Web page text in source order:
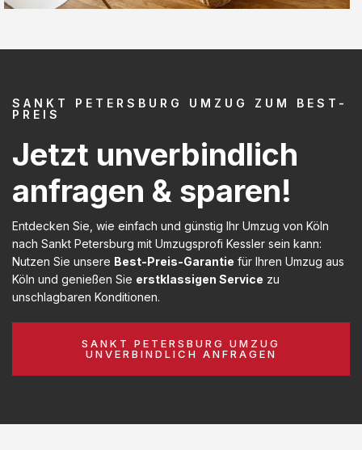
SANKT PETERSBURG UMZUG ZUM BEST-
PREIS
Jetzt unverbindlich
anfragen & sparen!
Entdecken Sie, wie einfach und günstig Ihr Umzug von Köln
nach Sankt Petersburg mit Umzugsprofi Kessler sein kann:
Nutzen Sie unsere Best-Preis-Garantie für Ihren Umzug aus
Köln und genießen Sie erstklassigen Service zu
unschlagbaren Konditionen.
SANKT PETERSBURG UMZUG
UNVERBINDLICH ANFRAGEN